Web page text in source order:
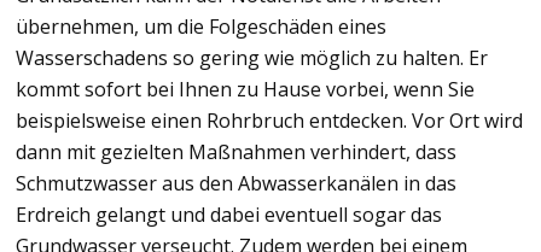
übernehmen, um die Folgeschäden eines
Wasserschadens so gering wie möglich zu halten. Er
kommt sofort bei Ihnen zu Hause vorbei, wenn Sie
beispielsweise einen Rohrbruch entdecken. Vor Ort wird
dann mit gezielten Maßnahmen verhindert, dass
Schmutzwasser aus den Abwasserkanälen in das
Erdreich gelangt und dabei eventuell sogar das
Grundwasser verseucht. Zudem werden bei einem